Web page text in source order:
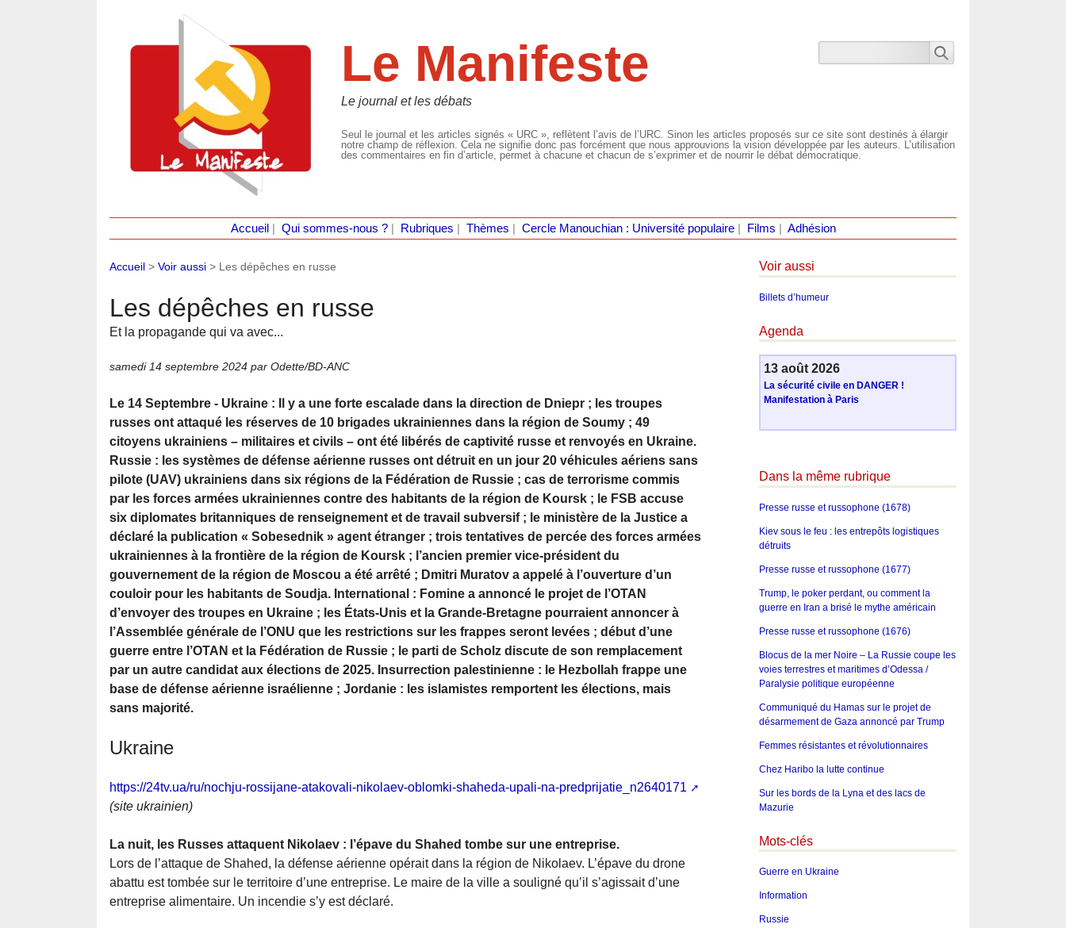
Le Manifeste
Le journal et les débats
Seul le journal et les articles signés « URC », reflètent l’avis de l’URC. Sinon les articles proposés sur ce site sont destinés à élargir
notre champ de réflexion. Cela ne signifie donc pas forcément que nous approuvions la vision développée par les auteurs. L’utilisation
des commentaires en fin d’article, permet à chacune et chacun de s’exprimer et de nourrir le débat démocratique.
Accueil Qui sommes-nous ?| Rubriques Thèmes Cercle Manouchian : Université populaire| Films Adhésion
Accueil > Voir aussi > Les dépêches en russe
Les dépêches en russe
Et la propagande qui va avec...
samedi 14 septembre 2024 par Odette/BD-ANC
Le 14 Septembre - Ukraine : Il y a une forte escalade dans la direction de Dniepr ; les troupes
russes ont attaqué les réserves de 10 brigades ukrainiennes dans la région de Soumy ; 49
citoyens ukrainiens – militaires et civils – ont été libérés de captivité russe et renvoyés en Ukraine.
Russie : les systèmes de défense aérienne russes ont détruit en un jour 20 véhicules aériens sans
pilote (UAV) ukrainiens dans six régions de la Fédération de Russie ; cas de terrorisme commis
par les forces armées ukrainiennes contre des habitants de la région de Koursk ; le FSB accuse
six diplomates britanniques de renseignement et de travail subversif ; le ministère de la Justice a
déclaré la publication « Sobesednik » agent étranger ; trois tentatives de percée des forces armées
ukrainiennes à la frontière de la région de Koursk ; l’ancien premier vice-président du
gouvernement de la région de Moscou a été arrêté ; Dmitri Muratov a appelé à l’ouverture d’un
couloir pour les habitants de Soudja. International : Fomine a annoncé le projet de l’OTAN
d’envoyer des troupes en Ukraine ; les États-Unis et la Grande-Bretagne pourraient annoncer à
l’Assemblée générale de l’ONU que les restrictions sur les frappes seront levées ; début d’une
guerre entre l’OTAN et la Fédération de Russie ; le parti de Scholz discute de son remplacement
par un autre candidat aux élections de 2025. Insurrection palestinienne : le Hezbollah frappe une
base de défense aérienne israélienne ; Jordanie : les islamistes remportent les élections, mais
sans majorité.
Ukraine
https://24tv.ua/ru/nochju-rossijane-atakovali-nikolaev-oblomki-shaheda-upali-na-predprijatie_n2640171
(site ukrainien)
La nuit, les Russes attaquent Nikolaev : l’épave du Shahed tombe sur une entreprise.
Lors de l’attaque de Shahed, la défense aérienne opérait dans la région de Nikolaev. L’épave du drone
abattu est tombée sur le territoire d’une entreprise. Le maire de la ville a souligné qu’il s’agissait d’une
entreprise alimentaire. Un incendie s’y est déclaré.
Voir aussi
Billets d’humeur
Agenda
13 août 2026
La sécurité civile en DANGER !
Manifestation à Paris
Dans la même rubrique
Presse russe et russophone (1678)
Kiev sous le feu : les entrepôts logistiques
détruits
Presse russe et russophone (1677)
Trump, le poker perdant, ou comment la
guerre en Iran a brisé le mythe américain
Presse russe et russophone (1676)
Blocus de la mer Noire – La Russie coupe les
voies terrestres et maritimes d’Odessa /
Paralysie politique européenne
Communiqué du Hamas sur le projet de
désarmement de Gaza annoncé par Trump
Femmes résistantes et révolutionnaires
Chez Haribo la lutte continue
Sur les bords de la Lyna et des lacs de
Mazurie
Mots-clés
Guerre en Ukraine
Information
Russie